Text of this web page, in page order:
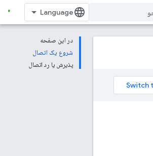
در این صفحه
شروع یک اتصال
پذیرش یا رد اتصال